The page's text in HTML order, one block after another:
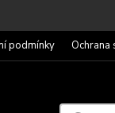
podmínky Ochrana